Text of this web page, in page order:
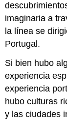
imaginaria a
la línea se
Portugal.
Si bien hubo
experiencia
experiencia
hubo culturas
y las ciudades